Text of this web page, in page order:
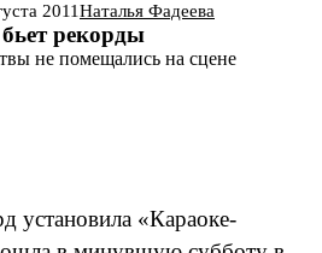
2011Наталья Фадеева
рекорды
не помещались на сцене
установила «Караоке-